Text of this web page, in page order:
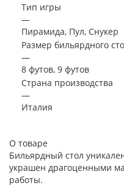
Тип игры
—
Пирамида, Пул, Снукер
Размер бильярдного
—
8 футов, 9 футов
Страна производства
—
Италия
О товаре
Бильярдный стол
украшен драгоценными
работы.